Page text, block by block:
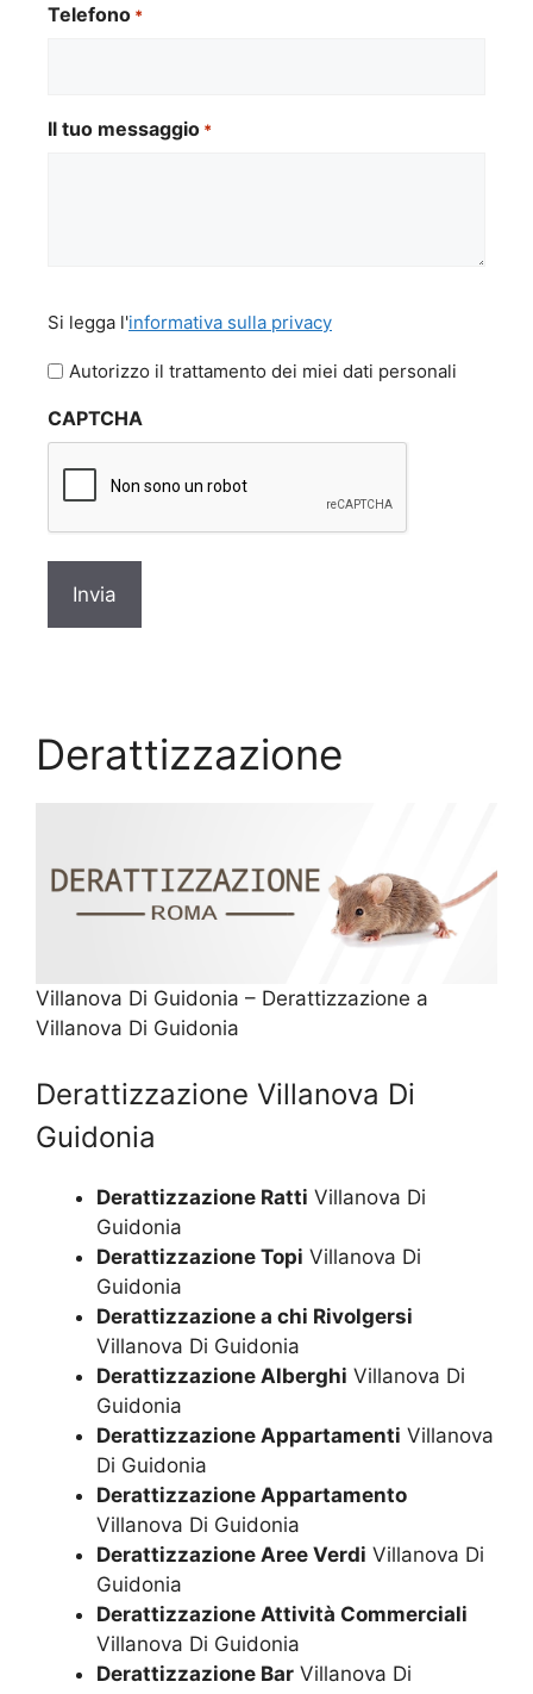
Telefono *
Il tuo messaggio *
legga
l'informativa
privacy
Si legga l'informativa sulla privacy
Autorizzo il trattamento dei miei dati personali
CAPTCHA
Derattizzazione
Villanova Di Guidonia – Derattizzazione a
Villanova Di Guidonia
Derattizzazione Villanova Di
Guidonia
Derattizzazione Ratti Villanova Di
Guidonia
Derattizzazione Topi Villanova Di
Guidonia
Derattizzazione a chi Rivolgersi
Villanova Di Guidonia
Derattizzazione Alberghi Villanova Di
Guidonia
Derattizzazione Appartamenti Villanova
Di Guidonia
Derattizzazione Appartamento
Villanova Di Guidonia
Derattizzazione Aree Verdi Villanova Di
Guidonia
Derattizzazione Attività Commerciali
Villanova Di Guidonia
Derattizzazione Bar Villanova Di